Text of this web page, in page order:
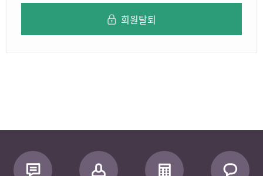
회원탈퇴